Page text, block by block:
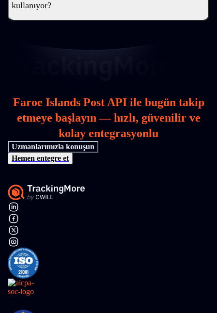
kullanıyor?
Faroe Islands Post API ile bugün takip
etmeye başlayın — hızlı, güvenilir ve
kolay entegrasyonlu
Uzmanlarımızla konuşun
Hemen entegre et